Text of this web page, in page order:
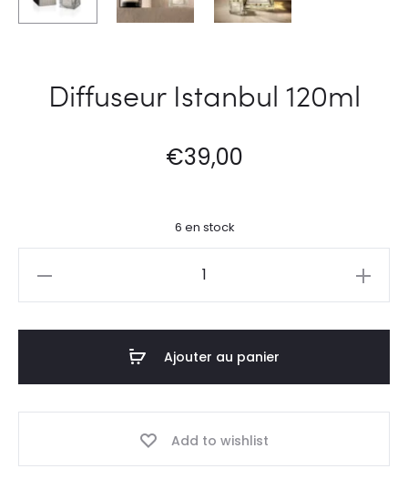
Diffuseur Istanbul 120ml
€39,00
6 en stock
Ajouter au panier
Add to wishlist